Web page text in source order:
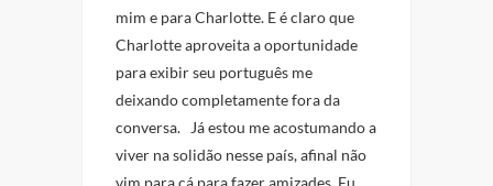
mim e para Charlotte. E é claro que
Charlotte aproveita a oportunidade
para exibir seu português me
deixando completamente fora da
conversa. Já estou me acostumando a
viver na solidão nesse país, afinal não
vim para cá para fazer amizades. Eu…